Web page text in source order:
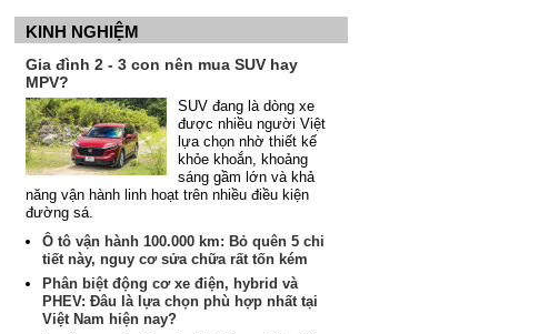
KINH NGHIỆM
Gia đình 2 - 3 con nên mua SUV hay
MPV?
SUV đang là dòng xe
được nhiều người Việt
lựa chọn nhờ thiết kế
khỏe khoắn, khoảng
sáng gầm lớn và khả
năng vận hành linh hoạt trên nhiều điều kiện
đường sá.
Ô tô vận hành 100.000 km: Bỏ quên 5 chi
tiết này, nguy cơ sửa chữa rất tốn kém
Phân biệt động cơ xe điện, hybrid và
PHEV: Đâu là lựa chọn phù hợp nhất tại
Việt Nam hiện nay?